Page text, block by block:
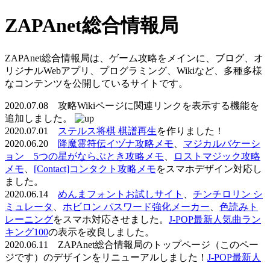
ZAPAnet総合情報局
ZAPAnet総合情報局は、ゲーム攻略をメインに、ブログ、オ
リジナルWebアプリ、プログラミング、Wikiなど、多種多様
なコンテンツを公開しているサイトです。
2020.07.08 攻略Wikiページに関連リンクを表示する機能を
追加しました。
2020.07.01
ステルス将棋 棋譜再生を作りました！
2020.06.20
降魔霊符伝イヅナ攻略メモ
マジカルバケーシ
ョン 5つの星がならぶとき攻略メモ
ロストマジック攻略
メモ
[Contact]コンタクト攻略メモをスマホデザイン対応し
ました。
2020.06.14 めんまフォントお試しサイト
チンチロリン シ
ミュレータ
ホビロン パスワード強化メーカー
色読みト
レーニングをスマホ対応させました。 J-POP最新人気曲ラン
キング100の表示を改良しました。
2020.06.11 ZAPAnet総合情報局のトップページ（このペー
ジです）のデザインをリニューアルしました！ J-POP最新人